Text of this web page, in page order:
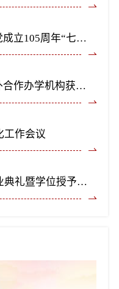
学校隆重举行庆祝中国共产党成立105周年“七一”表彰大会暨《长歌尽美》艺术党课
喜报！齐鲁师范学院首个中外合作办学机构获教育部正式批复设立
工作会议
齐鲁师范学院2026届学生毕业典礼暨学位授予仪式隆重举行